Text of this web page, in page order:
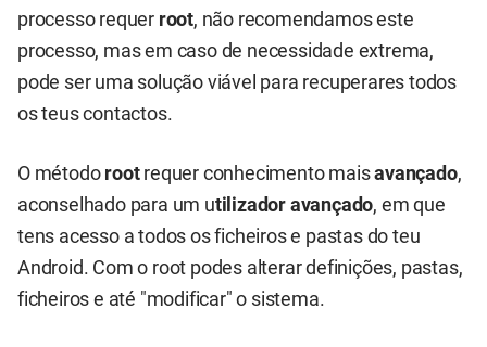
processo requer root, não recomendamos este
processo, mas em caso de necessidade extrema,
pode ser uma solução viável para recuperares todos
os teus contactos.
O método rootrequer conhecimento maisavançado,
aconselhado para um utilizador avançado, em que
tens acesso a todos os ficheiros e pastas do teu
Android. Com o root podes alterar definições, pastas,
ficheiros e até "modificar" o sistema.